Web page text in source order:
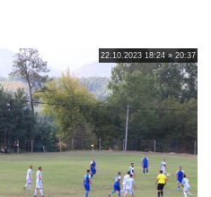
22.10.2023 18:24 » 20:37